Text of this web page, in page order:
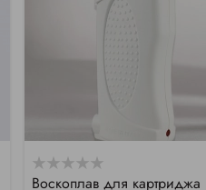
Воскоплав для картриджа